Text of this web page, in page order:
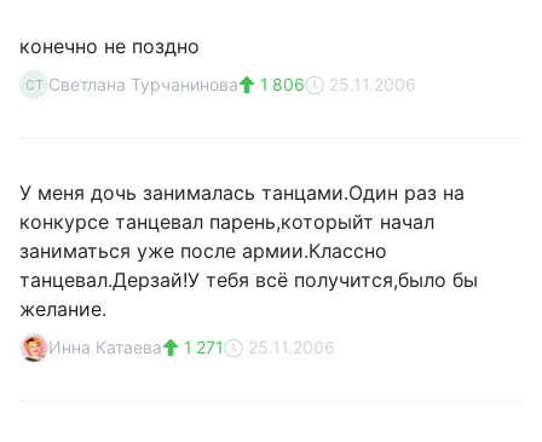
конечно не поздно
СТ Светлана Турчанинова 1 806 25.11.2006
У меня дочь занималась танцами.Один раз на
конкурсе танцевал парень,которыйт начал
заниматься уже после армии.Классно
танцевал.Дерзай!У тебя всё получится,было бы
желание.
Инна Катаева 1 271 25.11.2006